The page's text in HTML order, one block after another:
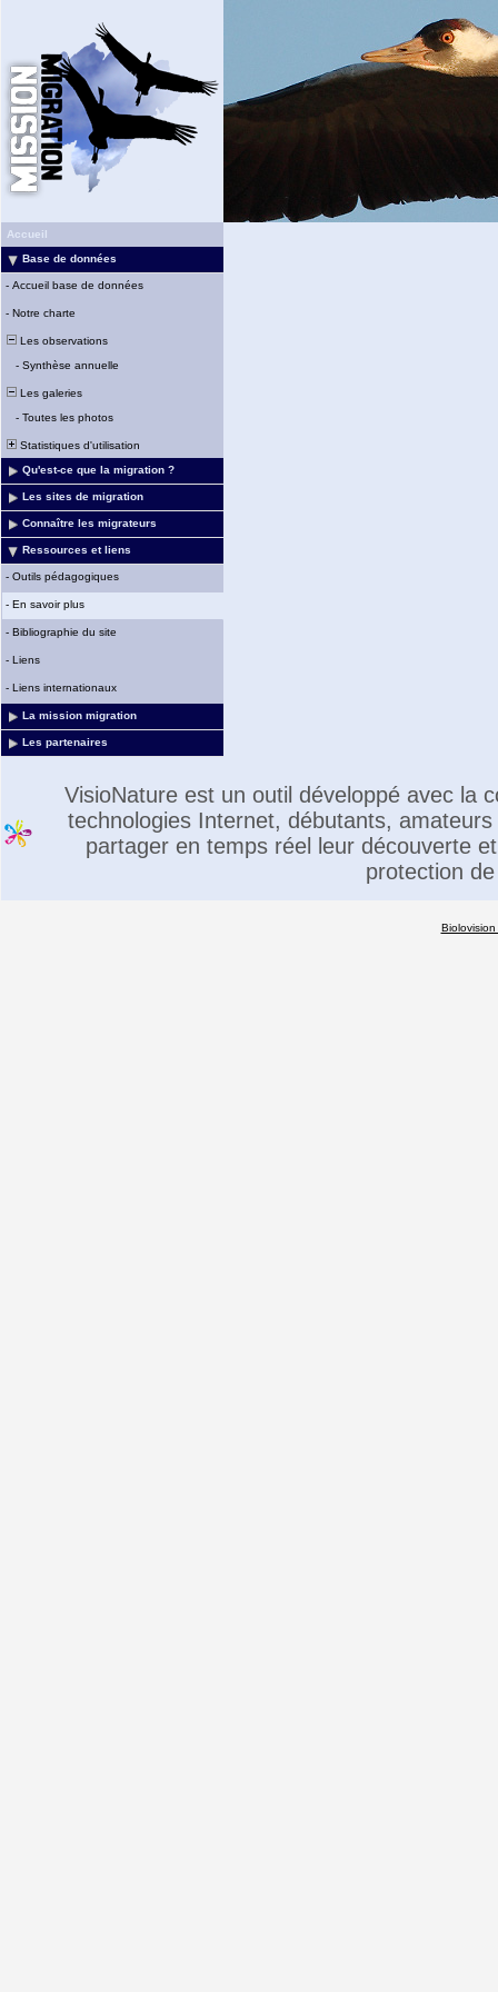
Accueil
Base de données
- Accueil base de données
- Notre charte
Les observations
- Synthèse annuelle
Les galeries
- Toutes les photos
Statistiques d'utilisation
Qu'est-ce que la migration ?
Les sites de migration
Connaître les migrateurs
Ressources et liens
- Outils pédagogiques
- En savoir plus
- Bibliographie du site
- Liens
- Liens internationaux
La mission migration
Les partenaires
VisioNature est un outil développé avec la
technologies Internet, débutants,
partager en temps réel leur découverte
protection
Biolovision